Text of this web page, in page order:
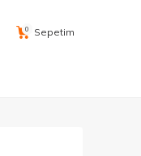
0 Sepetim